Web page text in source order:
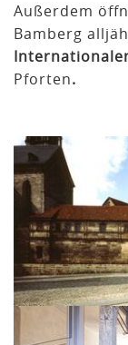
Außerdem
Bamberg
Pforten.